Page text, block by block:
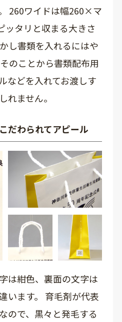
260ワイドは幅260×マ
ッタリと収まる大きさ
し書類を入れるにはや
のことから書類配布用
などを入れてお渡しす
れません。
だわられてアピール
は紺色、裏面の文字は
います。 育毛剤が代表
ので、黒々と発毛する